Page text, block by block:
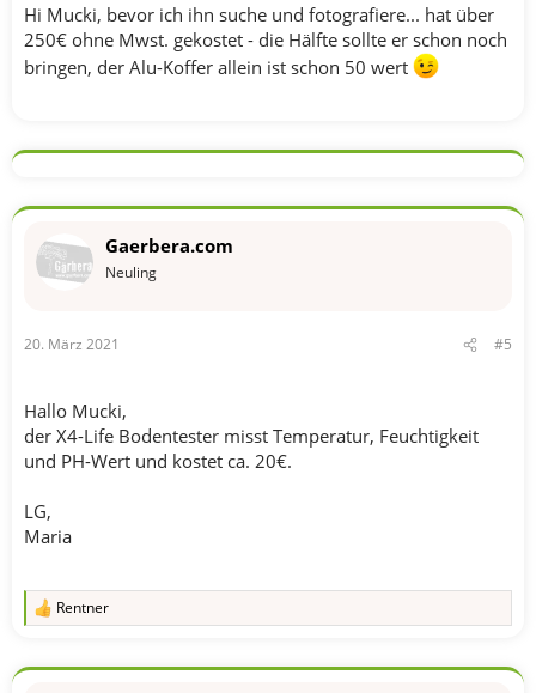
Hi Mucki, bevor ich ihn suche und fotografiere... hat über
250€ ohne Mwst. gekostet - die Hälfte sollte er schon noch
bringen, der Alu-Koffer allein ist schon 50 wert
Gaerbera.com
Neuling
20. März 2021 #5
Hallo Mucki,
der X4-Life Bodentester misst Temperatur, Feuchtigkeit
und PH-Wert und kostet ca. 20€.
LG,
Maria
R
k
Rentner